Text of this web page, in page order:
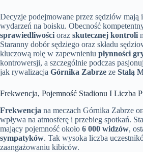
Decyzje podejmowane przez sędziów mają
wydarzeń na boisku. Obecność
sprawiedliwości oraz skutecznej kontroli
Staranny dobór sędziego oraz składu
kluczową rolę w zapewnieniu płynności
kontrowersji, a szczególnie podczas
jak rywalizacja Górnika Zabrze ze Stalą
Frekwencja, Pojemność Stadionu I Liczba
Frekwencja na meczach Górnika Zabrze
wpływa na atmosferę i przebieg spotkań.
mający pojemność około 6 000 widzów,
sympatyków. Tak wysoka liczba
zaangażowaniu kibiców.